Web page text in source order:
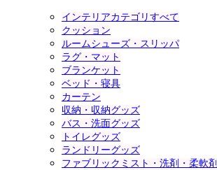
インテリアカテゴリすべて
クッション
ルームシューズ・スリッパ
ラグ・マット
ブランケット
ベッド・寝具
カーテン
収納・収納グッズ
バス・洗面グッズ
トイレグッズ
ランドリーグッズ
ファブリックミスト・洗剤・柔軟剤